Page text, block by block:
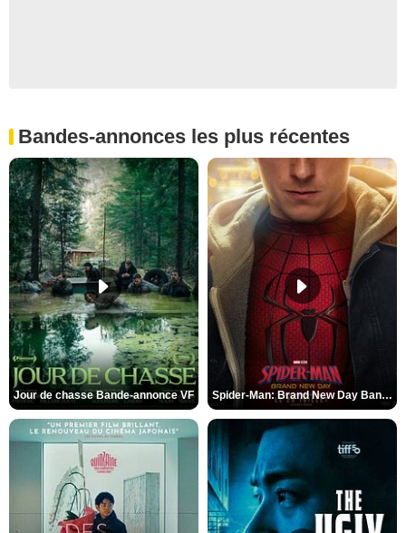
Bandes-annonces les plus récentes
Jour de chasse Bande-annonce VF Spider-Man: Brand New Day Bande-annonce (3) VO STFR